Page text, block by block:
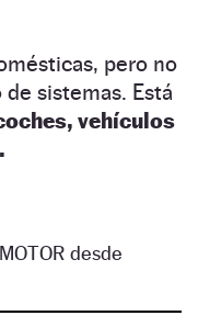
pero no
sistemas. Está
vehículos
desde